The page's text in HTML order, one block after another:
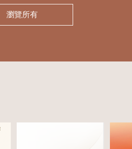
瀏覽所有